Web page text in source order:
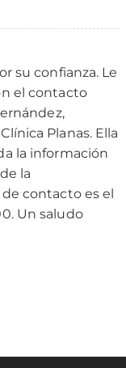
su confianza. Le
el contacto
Planas. Ella
la información
la
contacto es el
Un saludo